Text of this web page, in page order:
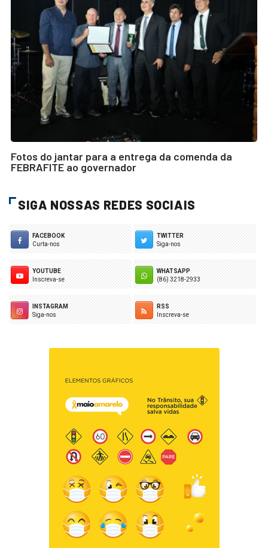
Fotos do jantar para a entrega da comenda da
FEBRAFITE ao governador
SIGA NOSSAS REDES SOCIAIS
FACEBOOK
Curta-nos
TWITTER
Siga-nos
YOUTUBE
Inscreva-se
WHATSAPP
(86) 3218-2933
INSTAGRAM
Siga-nos
RSS
Inscreva-se